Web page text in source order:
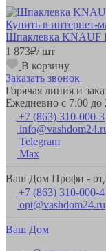
Шпаклевка KNAUF
1 873₽/ шт
В корзину
Заказать звонок
Горячая линия и
Ежедневно с 7:00 до
+7 (863) 310-000-3
Telegram
Max
Ваш Дом Профи -
+7 (863) 310-000-4
opt@vashdom24.ru
Ваш Дом